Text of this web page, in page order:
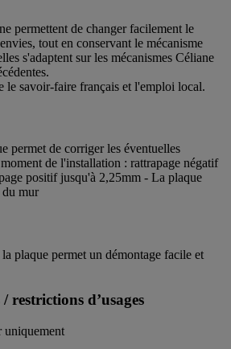
permettent de changer facilement le
tout en conservant le mécanisme
s'adaptent sur les mécanismes Céliane
savoir-faire français et l'emploi local.
permet de corriger les éventuelles
de l'installation : rattrapage négatif
positif jusqu'à 2,25mm - La plaque
du mur
plaque permet un démontage facile et
restrictions d’usages
uniquement